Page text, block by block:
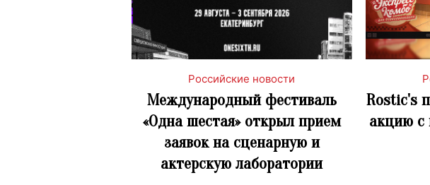
Российские новости
Международный фестиваль
«Одна шестая» открыл прием
заявок на сценарную и
актерскую лаборатории
Rostic's
акцию с